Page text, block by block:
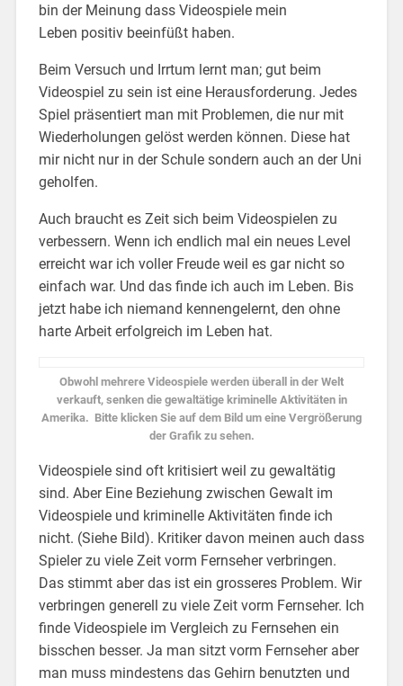
bin der Meinung dass Videospiele mein
Leben positiv beeinfüßt haben.
Beim Versuch und Irrtum lernt man; gut beim
Videospiel zu sein ist eine Herausforderung. Jedes
Spiel präsentiert man mit Problemen, die nur mit
Wiederholungen gelöst werden können. Diese hat
mir nicht nur in der Schule sondern auch an der Uni
geholfen.
Auch braucht es Zeit sich beim Videospielen zu
verbessern. Wenn ich endlich mal ein neues Level
erreicht war ich voller Freude weil es gar nicht so
einfach war. Und das finde ich auch im Leben. Bis
jetzt habe ich niemand kennengelernt, den ohne
harte Arbeit erfolgreich im Leben hat.
Obwohl mehrere Videospiele werden überall in der Welt
verkauft, senken die gewaltätige kriminelle Aktivitäten in
Amerika. Bitte klicken Sie auf dem Bild um eine Vergrößerung
der Grafik zu sehen.
Videospiele sind oft kritisiert weil zu gewaltätig
sind. Aber Eine Beziehung zwischen Gewalt im
Videospiele und kriminelle Aktivitäten finde ich
nicht. (Siehe Bild). Kritiker davon meinen auch dass
Spieler zu viele Zeit vorm Fernseher verbringen.
Das stimmt aber das ist ein grosseres Problem. Wir
verbringen generell zu viele Zeit vorm Fernseher. Ich
finde Videospiele im Vergleich zu Fernsehen ein
bisschen besser. Ja man sitzt vorm Fernseher aber
man muss mindestens das Gehirn benutzten und